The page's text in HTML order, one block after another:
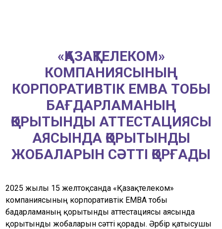
«ҚАЗАҚТЕЛЕКОМ»
КОМПАНИЯСЫНЫҢ
КОРПОРАТИВТІК EMBA ТОБЫ
БАҒДАРЛАМАНЫҢ
ҚОРЫТЫНДЫ АТТЕСТАЦИЯСЫ
АЯСЫНДА ҚОРЫТЫНДЫ
ЖОБАЛАРЫН СӘТТІ ҚОРҒАДЫ
2025 жылғы 15 желтоқсанда «Қазақтелеком»
компаниясының корпоративтік EMBA тобы
бағдарламаның қорытынды аттестациясы аясында
қорытынды жобаларын сәтті қорғады. Әрбір қатысушы